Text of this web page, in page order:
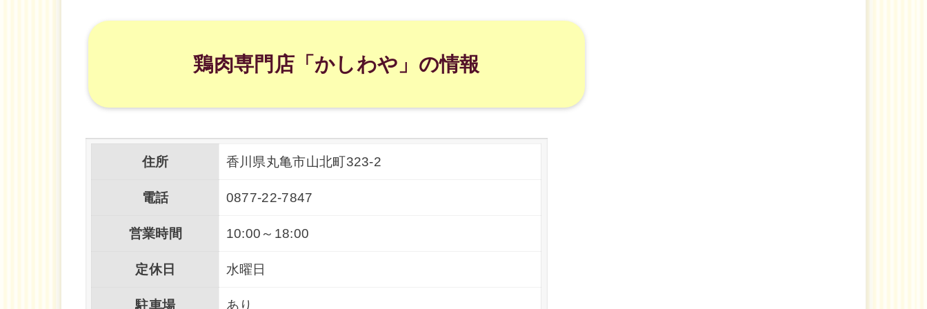
鶏肉専門店「かしわや」の情報
住所 香川県丸亀市山北町323-2
電話 0877-22-7847
営業時間 10:00～18:00
定休日 水曜日
駐車場 あり